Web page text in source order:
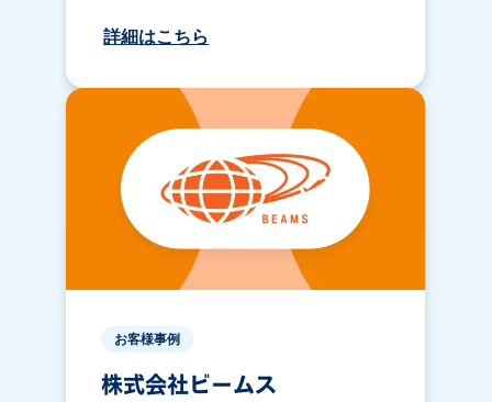
詳細はこちら
お客様事例
株式会社ビームス